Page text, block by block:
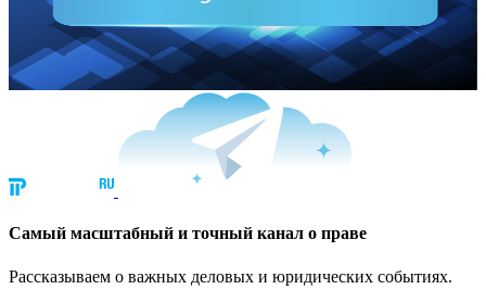
Cамый масштабный и точный канал о праве
Рассказываем о важных деловых и юридических событиях.